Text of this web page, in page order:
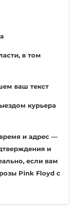
в том
ваш текст
курьера
и адрес —
и
если вам
Pink Floyd с